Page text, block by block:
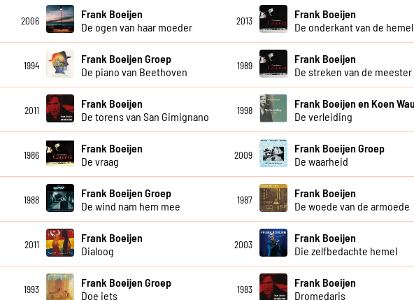
2006
Frank Boeijen
De ogen van haar moeder
2013
Frank Boeijen
De onderkant van de hemel
1994
Frank Boeijen Groep
De piano van Beethoven
1989
Frank Boeijen
De streken van de meester
2011
Frank Boeijen
De torens van San Gimignano
1998
Frank Boeijen en Koen
De verleiding
1986
Frank Boeijen
De vraag
2009
Frank Boeijen Groep
De waarheid
1988
Frank Boeijen Groep
De wind nam hem mee
1987
Frank Boeijen
De woede van de armoede
2011
Frank Boeijen
Dialoog
2003
Frank Boeijen
Die zelfbedachte hemel
1993
Frank Boeijen Groep
Doe iets
1983
Frank Boeijen
Dromedaris